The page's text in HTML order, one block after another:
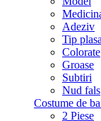
Adeziv
Tip plasa
Colorate
Groase
Subtiri
Nud fals
Costume de
2 Piese